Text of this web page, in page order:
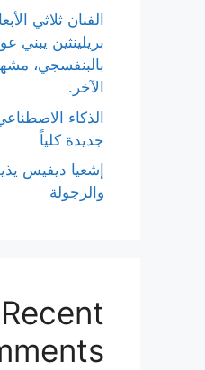
الفنان ثلاثي
بريلينثين يبني
بالبنفسجي،
الآخر.
الذكاء
جديدة كلياً
إشعيا ديفيس
والرجولة
Recent